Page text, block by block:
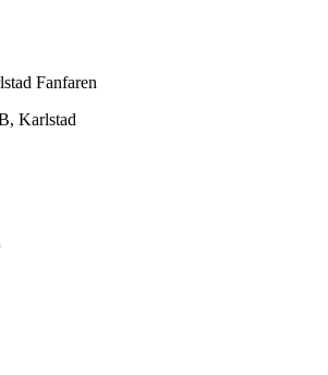
Fanfaren
, Karlstad